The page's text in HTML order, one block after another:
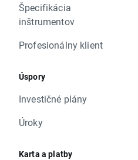
Špecifikácia
inštrumentov
Profesionálny klient
Úspory
Investičné plány
Úroky
Karta a platby